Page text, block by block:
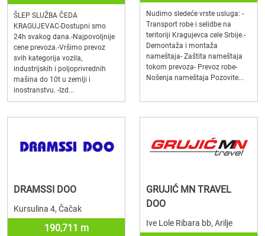
ŠLEP SLUŽBA ČEDA
KRAGUJEVAC-Dostupni smo
24h svakog dana.-Najpovoljnije
cene prevoza.-Vršimo prevoz
svih kategorija vozila,
industrijskih i poljoprivrednih
mašina do 10t u zemlji i
inostranstvu. -Izd...
Nudimo sledeće vrste usluga: -
Transport robe i selidbe na
teritoriji Kragujevca cele Srbije.-
Demontaža i montaža
nameštaja- Zaštita nameštaja
tokom prevoza- Prevoz robe-
Nošenja nameštaja Pozovite...
DRAMSSI DOO
Kursulina 4, Čačak
190,711 m
GRUJIĆ MN TRAVEL
DOO
Ive Lole Ribara bb, Arilje